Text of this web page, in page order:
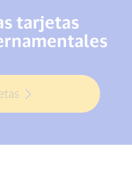
tarjetas